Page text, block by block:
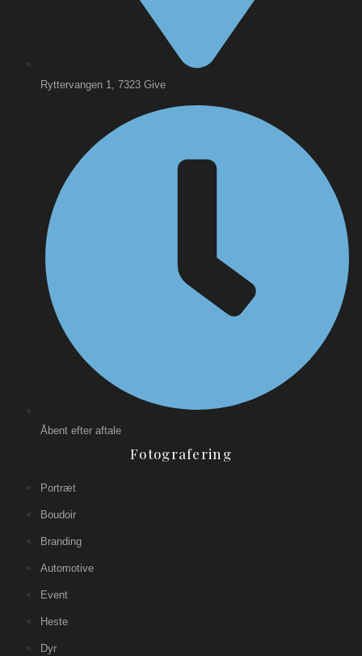
Ryttervangen 1, 7323 Give
Åbent efter aftale
Fotografering
Portræt
Boudoir
Branding
Automotive
Event
Heste
Dyr